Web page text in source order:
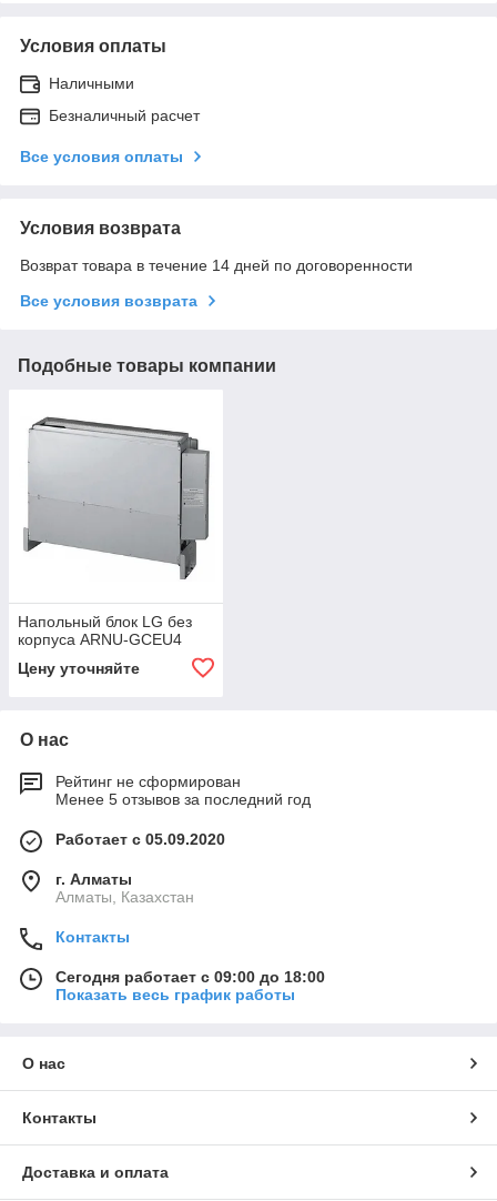
Условия оплаты
Наличными
Безналичный расчет
Все условия оплаты
Условия возврата
Возврат товара в течение 14 дней по договоренности
Все условия возврата
Подобные товары компании
Напольный блок LG без
корпуса ARNU-GCEU4
Цену уточняйте
О нас
Рейтинг не сформирован
Менее 5 отзывов за последний год
Работает с 05.09.2020
г. Алматы
Алматы, Казахстан
Контакты
Сегодня работает с 09:00 до 18:00
Показать весь график работы
О нас
Контакты
Доставка и оплата